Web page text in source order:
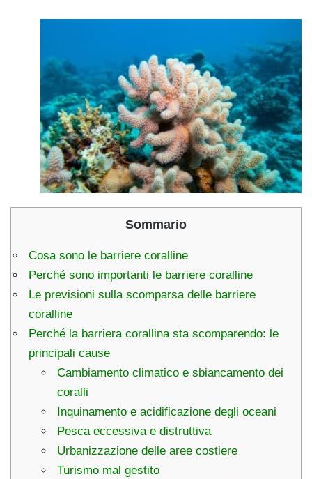
Sommario
Cosa sono le barriere coralline
Perché sono importanti le barriere coralline
Le previsioni sulla scomparsa delle barriere
coralline
Perché la barriera corallina sta scomparendo: le
principali cause
Cambiamento climatico e sbiancamento dei
coralli
Inquinamento e acidificazione degli oceani
Pesca eccessiva e distruttiva
Urbanizzazione delle aree costiere
Turismo mal gestito